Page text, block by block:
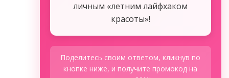
личным «летним лайфхаком
красоты»!
Поделитесь своим ответом, кликнув по
кнопке ниже, и получите промокод на